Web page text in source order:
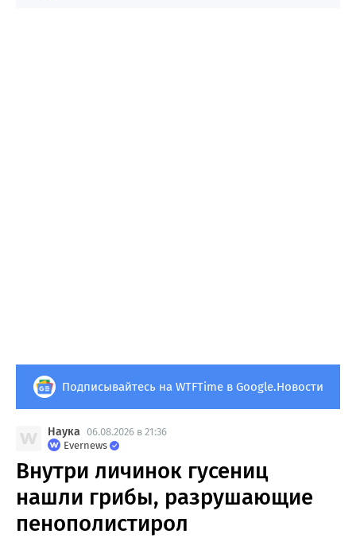
Подписывайтесь на WTFTime в Google.Новости
Наука 06.08.2026 в 21:36
Evernews
Внутри личинок гусениц
нашли грибы, разрушающие
пенополистирол